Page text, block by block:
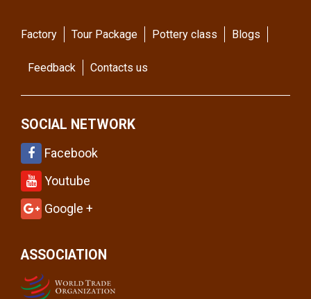
Factory Tour Package Pottery class Blogs
Feedback Contacts us
SOCIAL NETWORK
Facebook
Youtube
Google +
ASSOCIATION